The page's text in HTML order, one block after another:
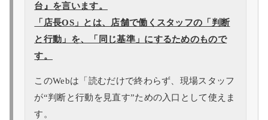
台』を言います。
「店長OS」とは、店舗で働くスタッフの「判断
と行動」を、「同じ基準」にするためのもので
す。
このWebは「読むだけで終わらず、現場スタッフ
が“判断と行動を見直す”ための入口として使えま
す。